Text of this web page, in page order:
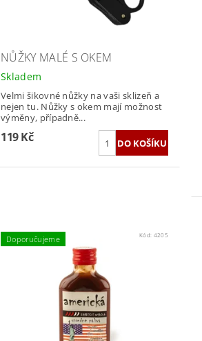
NŮŽKY MALÉ S OKEM
Skladem
Velmi šikovné nůžky na vaši sklizeň a
nejen tu. Nůžky s okem mají možnost
výměny, případně...
119 Kč
Doporučujeme Kód: 4205